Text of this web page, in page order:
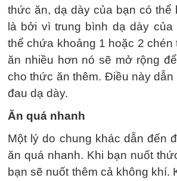
thức ăn, dạ dày của bạn có thể
là bởi vì trung bình dạ dày của
thể chứa khoảng 1 hoặc 2 chén
ăn nhiều hơn nó sẽ mở rộng
cho thức ăn thêm. Điều này dẫn
đau dạ dày.
Ăn quá nhanh
Một lý do chung khác dẫn đến
ăn quá nhanh. Khi bạn nuốt
bạn sẽ nuốt thêm cả không khí.